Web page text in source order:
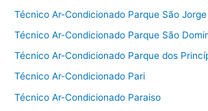
Técnico Ar-Condicionado Parque São Jorge
Técnico Ar-Condicionado Parque São
Técnico Ar-Condicionado Parque dos
Técnico Ar-Condicionado Pari
Técnico Ar-Condicionado Paraiso